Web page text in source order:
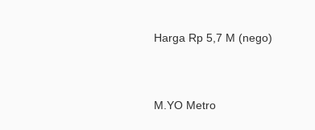
Harga Rp 5,7 M (nego)
M.YO Metro